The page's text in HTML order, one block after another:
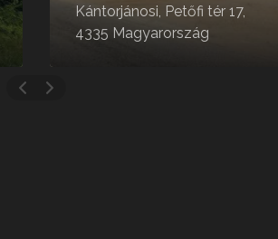
Nyíregyháza, Dózsa György
u. 70, 4400 Magyarország